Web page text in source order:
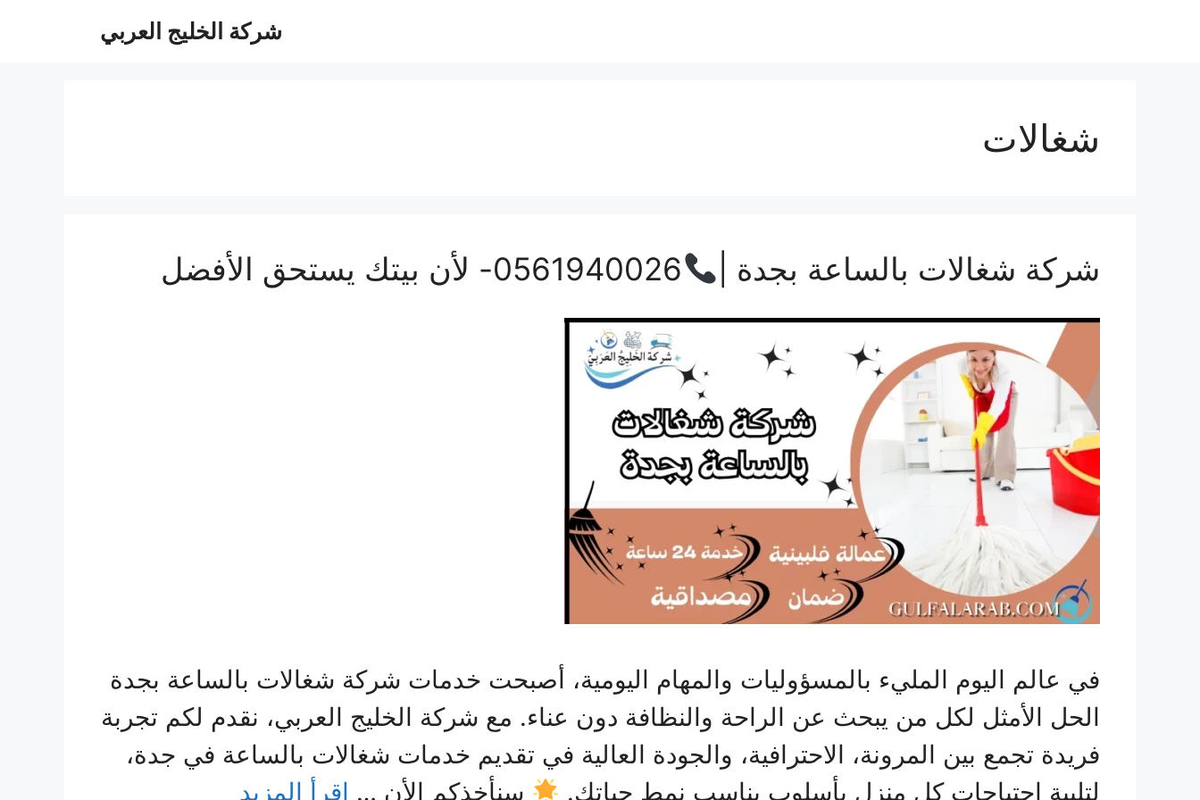
شركة الخليج العربي
شغالات
شركة شغالات بالساعة بجدة | 0561940026- لأن بيتك يستحق الأفضل
في عالم اليوم المليء بالمسؤوليات والمهام اليومية، أصبحت خدمات شركة شغالات بالساعة بجدة
الحل الأمثل لكل من يبحث عن الراحة والنظافة دون عناء. مع شركة الخليج العربي، نقدم لكم تجربة
فريدة تجمع بين المرونة، الاحترافية، والجودة العالية في تقديم خدمات شغالات بالساعة في جدة،
لتلبية احتياجات كل منزل بأسلوب يناسب نمط حياتك.
سنأخذكم الأن … اقرأ المزيد